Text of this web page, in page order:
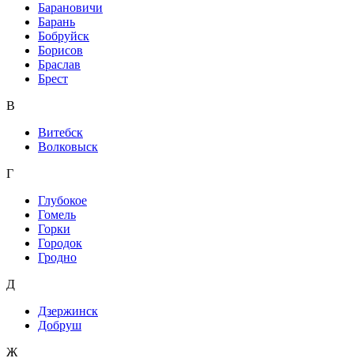
Барановичи
Барань
Бобруйск
Борисов
Браслав
Брест
В
Витебск
Волковыск
Г
Глубокое
Гомель
Горки
Городок
Гродно
Д
Дзержинск
Добруш
Ж